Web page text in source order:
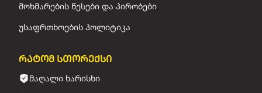
მოხმარების წესები და პირობები
უსაფრთხოების პოლიტიკა
რატომ სთორექსი
მაღალი ხარისხი